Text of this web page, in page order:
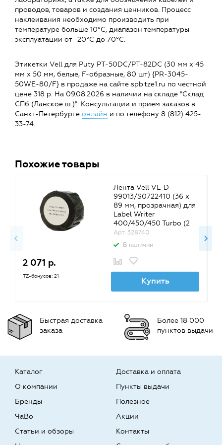
проводов, товаров и создания ценников. Процесс
наклеивания необходимо производить при
температуре больше 10°C, диапазон температуры
эксплуатации от -20°C до 70°C.
Этикетки Vell для Puty PT-50DC/PT-82DC (30 мм х 45
мм х 50 мм, белые, F-образные, 80 шт) {PR-3045-
50WE-80/F} в продаже на сайте spb.tze1.ru по честной
цене 318 р. На 09.08.2026 в наличии на складе "Склад
СПб (Ланское ш.)". Консультации и прием заказов в
Санкт-Петербурге онлайн и по телефону 8 (812) 425-
33-74.
Похожие товары
Лента Vell VL-D-
99013/S0722410 (36 х
89 мм, прозрачная) для
Label Writer
400/450/450 Turbo (2
рулона по 260 шт.)
Арт. 328740
В наличии
2 071 р.
TZ-бонусов: 21 Купить
Быстрая доставка
заказа
Более 18 000
пунктов выдачи
Каталог
О компании
Бренды
Доставка и оплата
Пункты выдачи
Полезное
ЧаВо
Статьи и обзоры
Акции
Контакты